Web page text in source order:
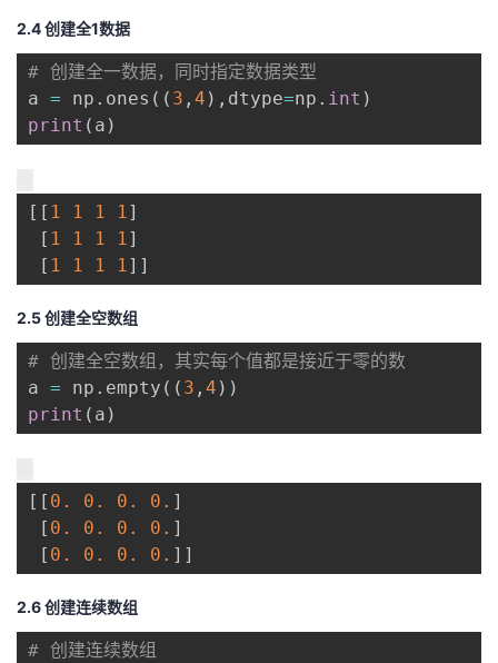
2.4 创建全1数据
# 创建全一数据，同时指定数据类型
a = np . ones ( ( 3 , 4 ) , dtype=np . int )
print ( a )
[ [ 1 1 1 1]
[ 1 1 1 1]
[ 1 1 1 1] ]
2.5 创建全空数组
# 创建全空数组，其实每个值都是接近于零的数
a = np . empty ( ( 3 , 4 ) )
print ( a )
[ [ 0. 0. 0. 0. ]
[ 0. 0. 0. 0. ]
[ 0. 0. 0. 0. ] ]
2.6 创建连续数组
# 创建连续数组